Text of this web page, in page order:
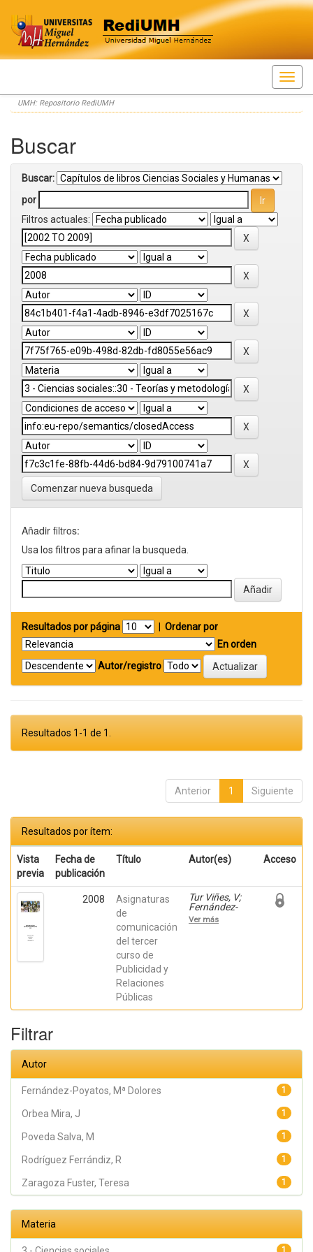
Skip
navigation
UMH: Repositorio RediUMH
Buscar
Buscar:
por
Filtros actuales:
Comenzar nueva busqueda
Añadir filtros:
Usa los filtros para afinar la busqueda.
Resultados por página
Ordenar por
En orden
Autor/registro
Resultados 1-1 de 1.
Anterior 1 Siguiente
Resultados por ítem:
Vista
previa
Fecha de
publicación
Título Autor(es) Acceso
2008
Asignaturas
de
comunicación
del tercer
curso de
Publicidad y
Relaciones
Públicas
Tur Viñes, V;
Fernández-
Poyatos, Mª
Dolores; Mira
Ver más
Filtrar
Autor
1
Fernández-Poyatos, Mª Dolores
1
Orbea Mira, J
1
Poveda Salva, M
1
Rodríguez Ferrándiz, R
1
Zaragoza Fuster, Teresa
Materia
1